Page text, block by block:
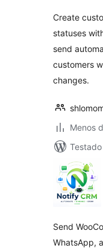
Create
statuses
send
customers
changes.
Menos
Send
WhatsApp,